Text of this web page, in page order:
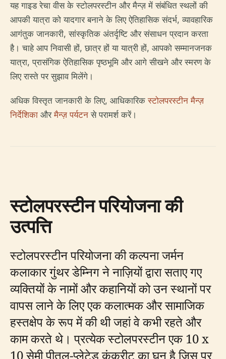
यह गाइड रेचा वीस के स्टोलपरस्टीन और मैन्ज़ में संबंधित स्थलों की
आपकी यात्रा को यादगार बनाने के लिए ऐतिहासिक संदर्भ, व्यावहारिक
आगंतुक जानकारी, सांस्कृतिक अंतर्दृष्टि और संसाधन प्रदान करता
है। चाहे आप निवासी हों, छात्र हों या यात्री हों, आपको सम्मानजनक
यात्रा, प्रासंगिक ऐतिहासिक पृष्ठभूमि और आगे सीखने और स्मरण के
लिए रास्ते पर सुझाव मिलेंगे।
अधिक विस्तृत जानकारी के लिए, आधिकारिकस्टोलपरस्टीन मैन्ज़
निर्देशिका औरमैन्ज़ पर्यटन से परामर्श करें।
स्टोलपरस्टीन परियोजना की
उत्पत्ति
स्टोलपरस्टीन परियोजना की कल्पना जर्मन
कलाकार गुंथर डेम्निग ने नाज़ियों द्वारा सताए गए
व्यक्तियों के नामों और कहानियों को उन स्थानों पर
वापस लाने के लिए एक कलात्मक और सामाजिक
हस्तक्षेप के रूप में की थी जहां वे कभी रहते और
काम करते थे। प्रत्येक स्टोलपरस्टीन एक 10 x
10 सेमी पीतल-प्लेटेड कंक्रीट का घन है जिस पर